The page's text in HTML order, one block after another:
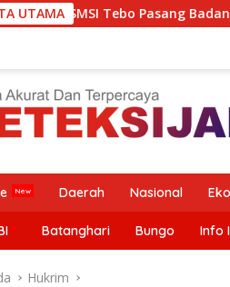
UTAMA
Badan Bela JambiOtoritas.com,
Daerah Nasional
Batanghari Bungo Info
Hukrim